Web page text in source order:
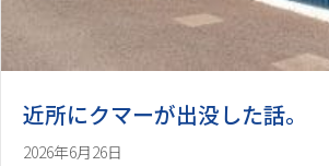
近所にクマーが出没した話。
2026年6月26日